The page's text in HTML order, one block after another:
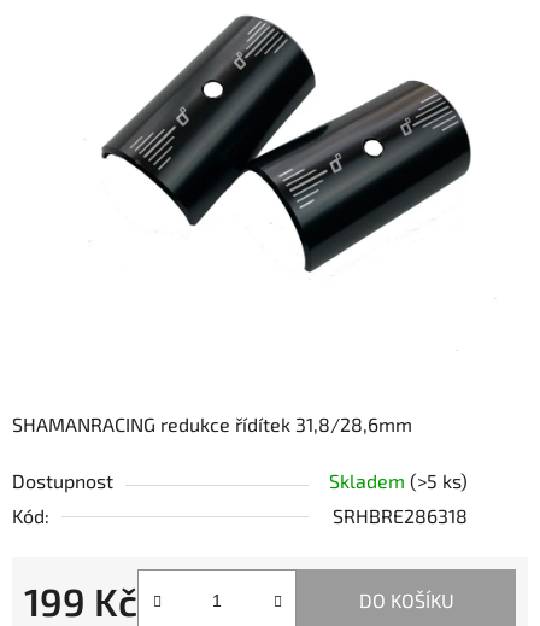
SHAMANRACING redukce řídítek 31,8/28,6mm
Dostupnost Skladem (>5 ks)
Kód:
SRHBRE286318
199 Kč DO KOŠÍKU